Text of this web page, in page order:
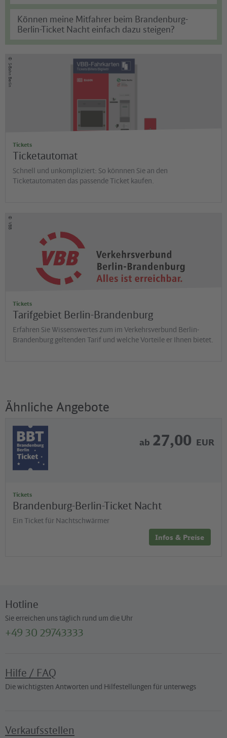
©
S-Bahn Berlin
Tickets
Ticketautomat
Schnell und unkompliziert: So könnnen Sie an den
Ticketautomaten das passende Ticket kaufen.
Können meine Mitfahrer beim Brandenburg-
Berlin-Ticket Nacht einfach dazu steigen?
©
VBB
Tickets
Tarifgebiet Berlin-Brandenburg
Erfahren Sie Wissenswertes zum im Verkehrsverbund Berlin-
Brandenburg geltenden Tarif und welche Vorteile er Ihnen bietet.
Ähnliche Angebote
ab 27,00 EUR
Tickets
Brandenburg-Berlin-Ticket Nacht
Ein Ticket für Nachtschwärmer
Infos & Preise
Hotline
Sie erreichen uns täglich rund um die Uhr
+49 30 29743333
Hilfe / FAQ
Die wichtigsten Antworten und Hilfestellungen für unterwegs
Verkaufsstellen